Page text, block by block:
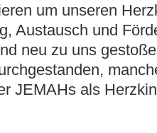
um unseren
Austausch und
neu zu uns
JEMAHs als